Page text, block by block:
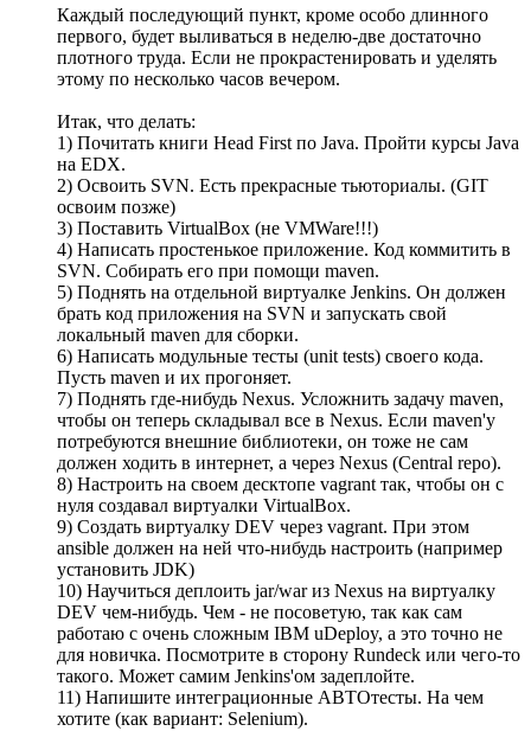
Каждый последующий пункт, кроме особо длинного
первого, будет выливаться в неделю-две достаточно
плотного труда. Если не прокрастенировать и уделять
этому по несколько часов вечером.
Итак, что делать:
1) Почитать книги Head First по Java. Пройти курсы Java
на EDX.
2) Освоить SVN. Есть прекрасные тьюториалы. (GIT
освоим позже)
3) Поставить VirtualBox (не VMWare!!!)
4) Написать простенькое приложение. Код коммитить в
SVN. Собирать его при помощи maven.
5) Поднять на отдельной виртуалке Jenkins. Он должен
брать код приложения на SVN и запускать свой
локальный maven для сборки.
6) Написать модульные тесты (unit tests) своего кода.
Пусть maven и их прогоняет.
7) Поднять где-нибудь Nexus. Усложнить задачу maven,
чтобы он теперь складывал все в Nexus. Если maven'у
потребуются внешние библиотеки, он тоже не сам
должен ходить в интернет, а через Nexus (Central repo).
8) Настроить на своем десктопе vagrant так, чтобы он с
нуля создавал виртуалки VirtualBox.
9) Создать виртуалку DEV через vagrant. При этом
ansible должен на ней что-нибудь настроить (например
установить JDK)
10) Научиться деплоить jar/war из Nexus на виртуалку
DEV чем-нибудь. Чем - не посоветую, так как сам
работаю с очень сложным IBM uDeploy, а это точно не
для новичка. Посмотрите в сторону Rundeck или чего-то
такого. Может самим Jenkins'ом задеплойте.
11) Напишите интеграционные АВТОтесты. На чем
хотите (как вариант: Selenium).